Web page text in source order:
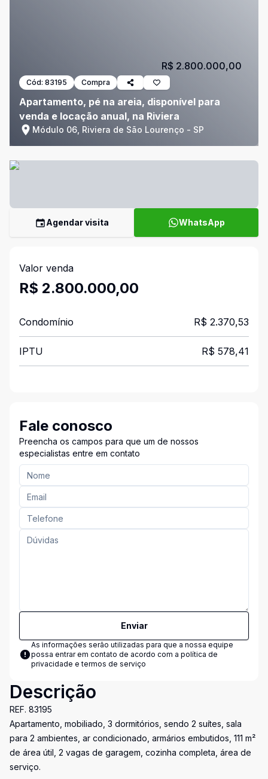
Cód: 83195 Compra
Apartamento, pé na areia, disponível para
venda e locação anual, na Riviera
Módulo 06, Riviera de São Lourenço - SP
R$ 2.800.000,00
Agendar visita WhatsApp
Valor venda
R$ 2.800.000,00
Condomínio R$ 2.370,53
IPTU R$ 578,41
Fale conosco
Preencha os campos para que um de nossos
especialistas entre em contato
Enviar
As informações serão utilizadas para que a nossa equipe
possa entrar em contato de acordo com a política de
privacidade e termos de serviço
Descrição
REF. 83195
Apartamento, mobiliado, 3 dormitórios, sendo 2 suítes, sala
para 2 ambientes, ar condicionado, armários embutidos, 111 m²
de área útil, 2 vagas de garagem, cozinha completa, área de
serviço.